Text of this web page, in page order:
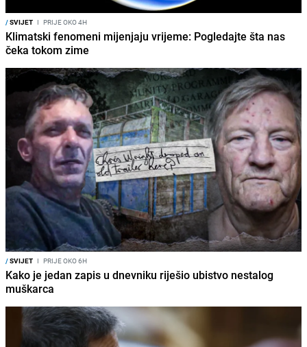
/SVIJET I PRIJE OKO 4H
Klimatski fenomeni mijenjaju vrijeme: Pogledajte šta nas
čeka tokom zime
/SVIJET I PRIJE OKO 6H
Kako je jedan zapis u dnevniku riješio ubistvo nestalog
muškarca